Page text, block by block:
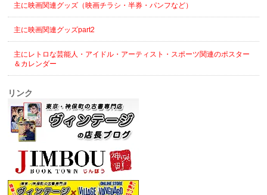
主に映画関連グッズ（映画チラシ・半券・パンフなど）
主に映画関連グッズpart2
主にレトロな芸能人・アイドル・アーティスト・スポーツ関連のポスター
＆カレンダー
リンク